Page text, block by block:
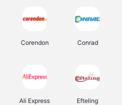
Corendon Conrad
Ali Express Efteling